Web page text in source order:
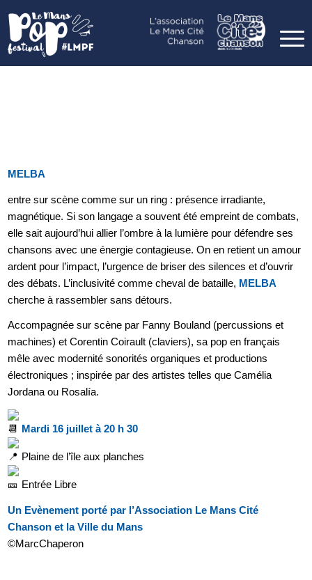
MELBA
entre sur scène comme sur un ring : présence irradiante,
magnétique. Si son langage a souvent été empreint de combats,
elle sait aujourd’hui allier l’ombre à la lumière pour défendre ses
chansons avec une énergie contagieuse. On en retient un amour
ardent pour l’impact, l’urgence de briser des silences et d’ouvrir
des débats. L’inclusivité comme cheval de bataille, MELBA
cherche à rassembler sans détours.
Accompagnée sur scène par Fanny Bouland (percussions et
machines) et Corentin Coirault (claviers), sa pop en français
mêle avec modernité sonorités organiques et productions
électroniques ; inspirée par des artistes telles que Camélia
Jordana ou Rosalía.
Mardi 16 juillet à 20 h 30
Plaine de l’île aux planches
Entrée Libre
Un Evènement porté par l’Association Le Mans Cité
Chanson et la Ville du Mans
©MarcChaperon